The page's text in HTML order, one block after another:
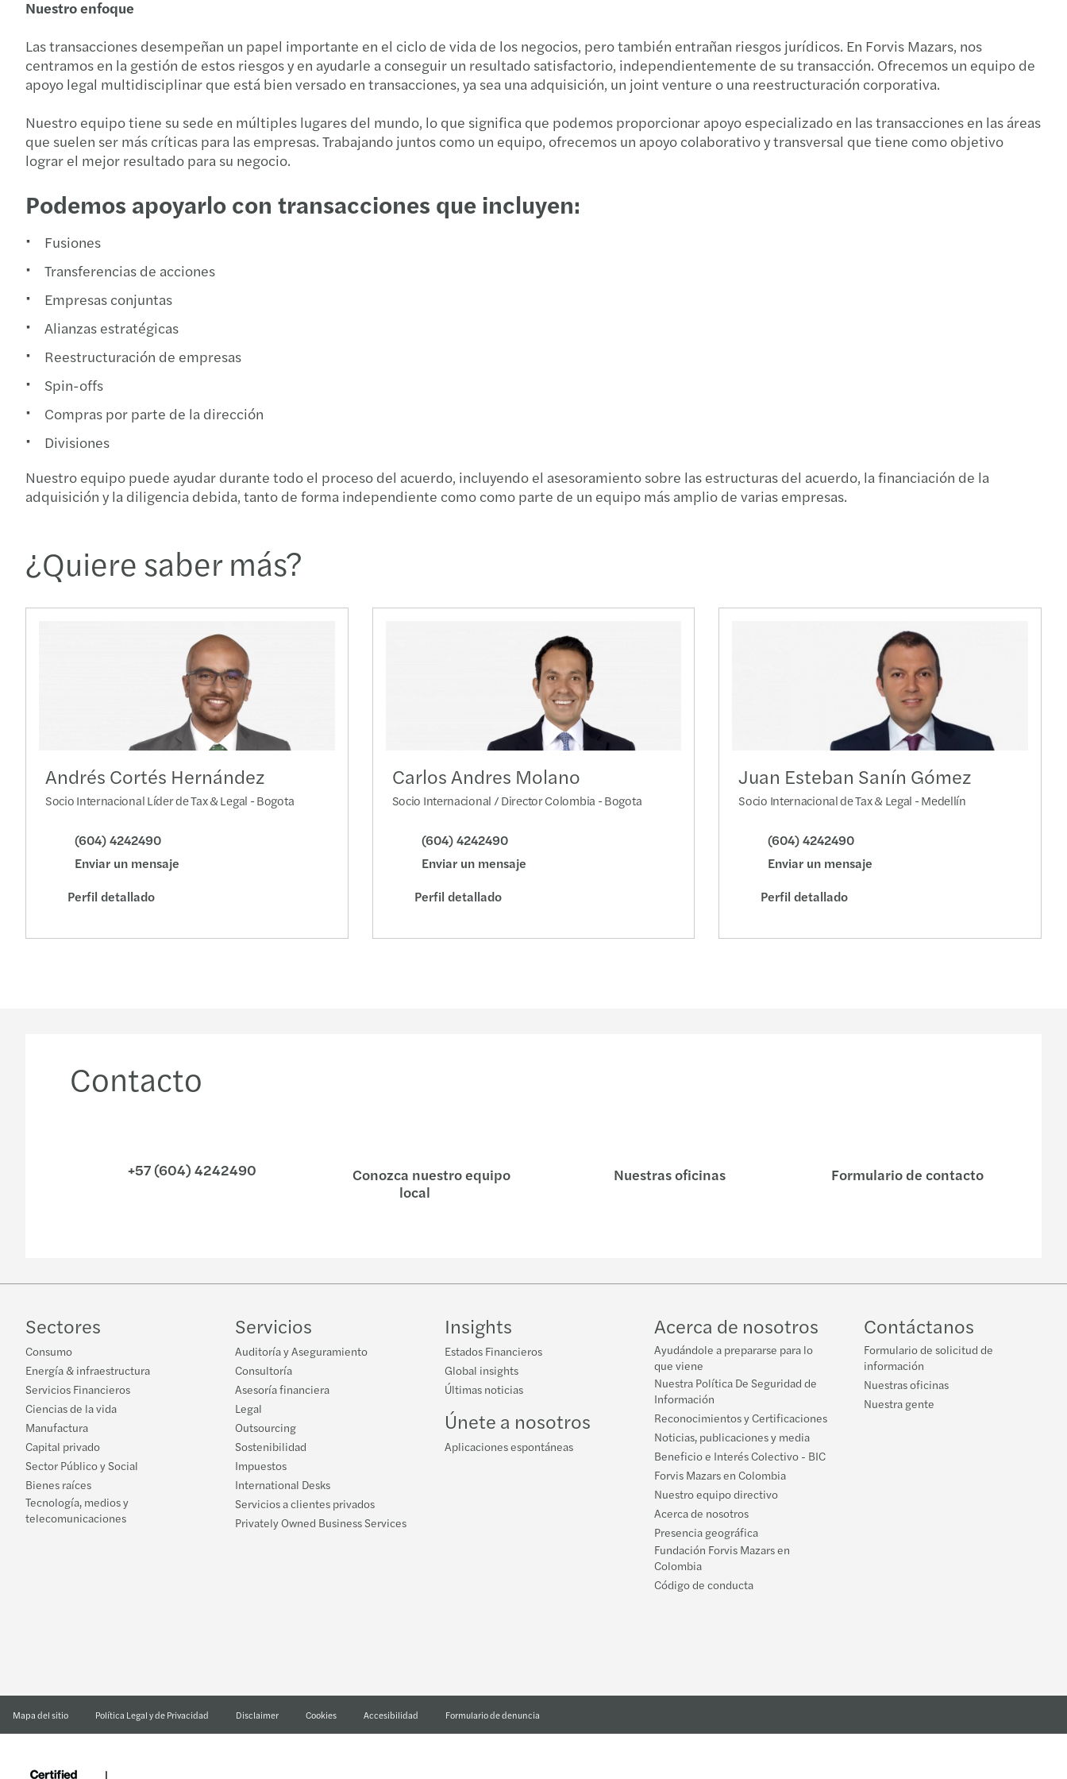
Global Mobility Alert 2021
Nuestro enfoque
Las transacciones desempeñan un papel importante en el ciclo de vida de los negocios, pero también entrañan riesgos jurídicos. En Forvis Mazars, nos
centramos en la gestión de estos riesgos y en ayudarle a conseguir un resultado satisfactorio, independientemente de su transacción. Ofrecemos un equipo de
apoyo legal multidisciplinar que está bien versado en transacciones, ya sea una adquisición, un joint venture o una reestructuración corporativa.
Nuestro equipo tiene su sede en múltiples lugares del mundo, lo que significa que podemos proporcionar apoyo especializado en las transacciones en las áreas
que suelen ser más críticas para las empresas. Trabajando juntos como un equipo, ofrecemos un apoyo colaborativo y transversal que tiene como objetivo
lograr el mejor resultado para su negocio.
Podemos apoyarlo con transacciones que incluyen:
Fusiones
Transferencias de acciones
Empresas conjuntas
Alianzas estratégicas
Reestructuración de empresas
Spin-offs
Compras por parte de la dirección
Divisiones
Nuestro equipo puede ayudar durante todo el proceso del acuerdo, incluyendo el asesoramiento sobre las estructuras del acuerdo, la financiación de la
adquisición y la diligencia debida, tanto de forma independiente como como parte de un equipo más amplio de varias empresas.
¿Quiere saber más?
Andrés Cortés Hernández
Socio Internacional Líder de Tax & Legal - Bogota
(604) 4242490
Enviar un mensaje
Perfil detallado
Carlos Andres Molano
Socio Internacional / Director Colombia - Bogota
(604) 4242490
Enviar un mensaje
Perfil detallado
Juan Esteban Sanín Gómez
Socio Internacional de Tax & Legal - Medellín
(604) 4242490
Enviar un mensaje
Perfil detallado
Contacto
+57 (604) 4242490
Conozca nuestro equipo
local
Nuestras oficinas Formulario de contacto
Sectores
Consumo
Energía & infraestructura
Servicios Financieros
Ciencias de la vida
Manufactura
Capital privado
Sector Público y Social
Bienes raíces
Tecnología, medios y
telecomunicaciones
Servicios
Auditoría y Aseguramiento
Consultoría
Asesoría financiera
Legal
Outsourcing
Sostenibilidad
Impuestos
International Desks
Servicios a clientes privados
Privately Owned Business Services
Insights
Estados Financieros
Global insights
Últimas noticias
Únete a nosotros
Aplicaciones espontáneas
Acerca de nosotros
Ayudándole a prepararse para lo
que viene
Nuestra Política De Seguridad de
Información
Reconocimientos y Certificaciones
Noticias, publicaciones y media
Beneficio e Interés Colectivo - BIC
Forvis Mazars en Colombia
Nuestro equipo directivo
Acerca de nosotros
Presencia geográfica
Fundación Forvis Mazars en
Colombia
Código de conducta
Contáctanos
Formulario de solicitud de
información
Nuestras oficinas
Nuestra gente
Mapa del sitio Política Legal y de Privacidad Disclaimer Cookies Accesibilidad Formulario de denuncia